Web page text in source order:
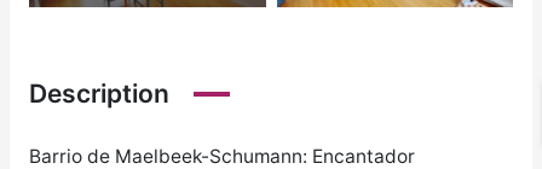
Description
Barrio de Maelbeek-Schumann: Encantador